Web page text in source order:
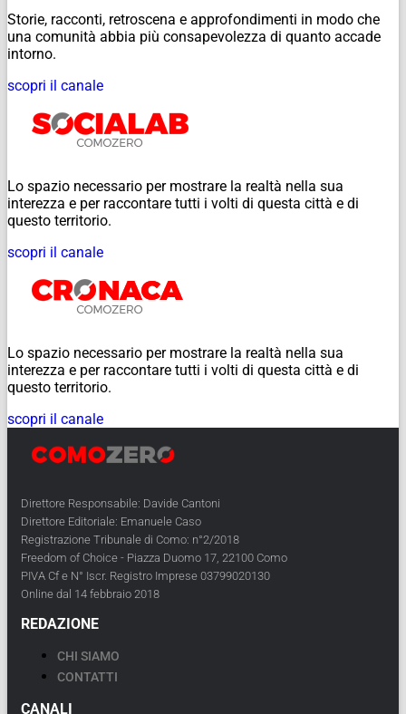
Storie, racconti, retroscena e approfondimenti in modo che
una comunità abbia più consapevolezza di quanto accade
intorno.
scopri il canale
Lo spazio necessario per mostrare la realtà nella sua
interezza e per raccontare tutti i volti di questa città e di
questo territorio.
scopri il canale
Lo spazio necessario per mostrare la realtà nella sua
interezza e per raccontare tutti i volti di questa città e di
questo territorio.
scopri il canale
Direttore Responsabile: Davide Cantoni
Direttore Editoriale: Emanuele Caso
Registrazione Tribunale di Como: n°2/2018
Freedom of Choice - Piazza Duomo 17, 22100 Como
PIVA Cf e N° Iscr. Registro Imprese 03799020130
Online dal 14 febbraio 2018
REDAZIONE
CHI SIAMO
CONTATTI
CANALI